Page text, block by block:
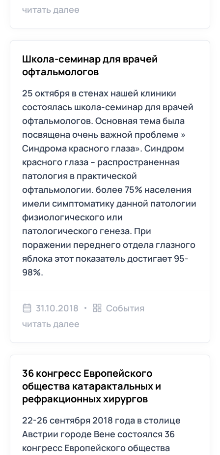
читать далее
Школа-семинар для врачей
офтальмологов
25 октября в стенах нашей клиники
состоялась школа-семинар для врачей
офтальмологов. Основная тема была
посвящена очень важной проблеме »
Синдрома красного глаза». Синдром
красного глаза – распространенная
патология в практической
офтальмологии. более 75% населения
имели симптоматику данной патологии
физиологического или
патологического генеза. При
поражении переднего отдела глазного
яблока этот показатель достигает 95-
98%.
31.10.2018
События
читать далее
36 конгресс Европейского
общества катарактальных и
рефракционных хирургов
22-26 сентября 2018 года в столице
Австрии городе Вене состоялся 36
конгресс Европейского общества